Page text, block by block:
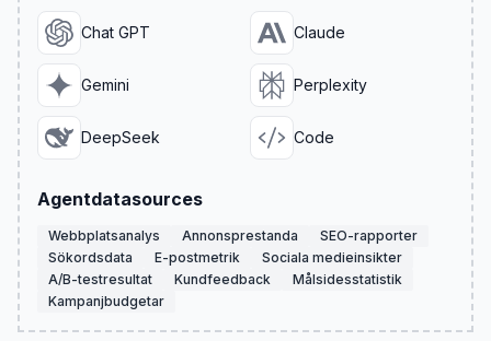
Chat GPT Claude
Gemini Perplexity
DeepSeek Code
Agentdatasources
Webbplatsanalys Annonsprestanda
SEO-rapporter
Sökordsdata
E-postmetrik
Sociala medieinsikter
A/B-testresultat
Kundfeedback
Målsidesstatistik
Kampanjbudgetar